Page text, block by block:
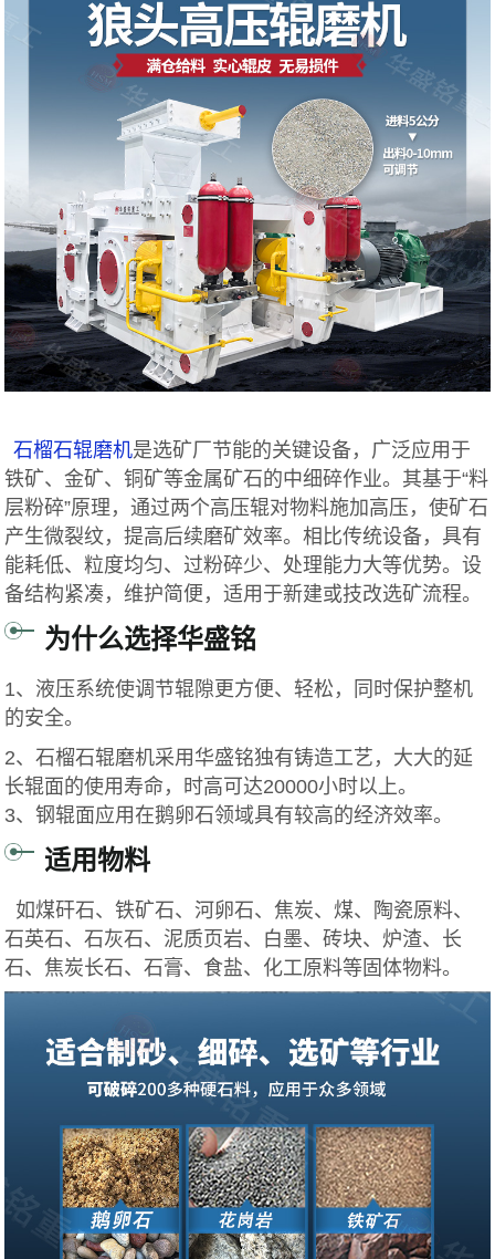
石榴石辊磨机是选矿厂节能的关键设备，广泛应用于
铁矿、金矿、铜矿等金属矿石的中细碎作业。其基于“料
层粉碎”原理，通过两个高压辊对物料施加高压，使矿石
产生微裂纹，提高后续磨矿效率。相比传统设备，具有
能耗低、粒度均匀、过粉碎少、处理能力大等优势。设
备结构紧凑，维护简便，适用于新建或技改选矿流程。
为什么选择华盛铭
1、液压系统使调节辊隙更方便、轻松，同时保护整机
的安全。
2、石榴石辊磨机采用华盛铭独有铸造工艺，大大的延
长辊面的使用寿命，时高可达20000小时以上。
3、钢辊面应用在鹅卵石领域具有较高的经济效率。
适用物料
如煤矸石、铁矿石、河卵石、焦炭、煤、陶瓷原料、
石英石、石灰石、泥质页岩、白墨、砖块、炉渣、长
石、焦炭长石、石膏、食盐、化工原料等固体物料。